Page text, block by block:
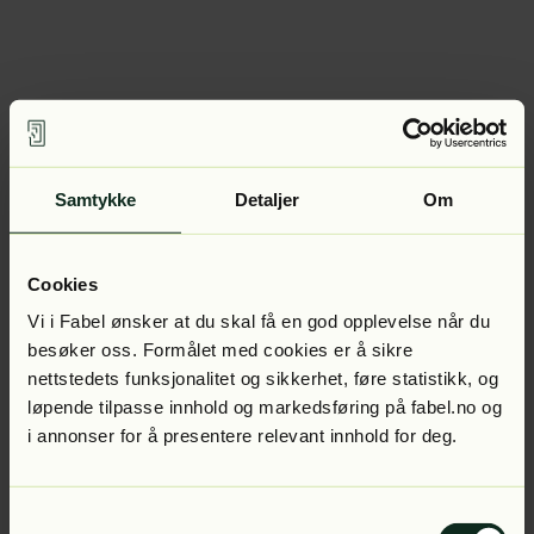
Samtykke Detaljer Om
Cookies
Vi i Fabel ønsker at du skal få en god opplevelse når du
besøker oss. Formålet med cookies er å sikre
nettstedets funksjonalitet og sikkerhet, føre statistikk, og
løpende tilpasse innhold og markedsføring på fabel.no og
i annonser for å presentere relevant innhold for deg.